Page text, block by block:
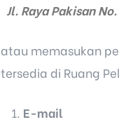
Jl. Raya Pakisan
atau memasukan
tersedia di Ruang
E-mail